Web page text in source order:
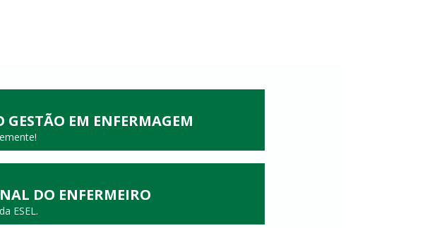
GESTÃO EM ENFERMAGEM
DO ENFERMEIRO
ESEL.